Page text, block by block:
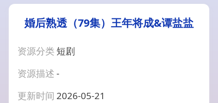
婚后熟透（79集）王年将成&谭盐盐
资源分类 短剧
资源描述-
更新时间 2026-05-21